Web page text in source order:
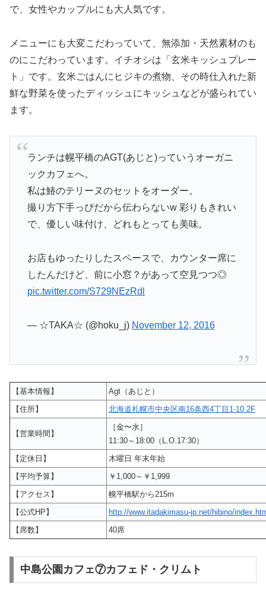
で、女性やカップルにも大人気です。
メニューにも大変こだわっていて、無添加・天然素材のも
のにこだわっています。イチオシは「玄米キッシュプレー
ト」です。玄米ごはんにヒジキの煮物、その時仕入れた新
鮮な野菜を使ったディッシュにキッシュなどが盛られてい
ます。
ランチは幌平橋のAGT(あじと)っていうオーガニ
ックカフェへ。
私は鰆のテリーヌのセットをオーダー。
撮り方下手っぴだから伝わらないw 彩りもきれい
で、優しい味付け、どれもとっても美味。
お店もゆったりしたスペースで、カウンター席に
したんだけど、前に小窓？があって空見つつ◎
pic.twitter.com/S729NEzRdl
— ☆TAKA☆ (@hoku_j) November 12, 2016
【基本情報】
Agt（あじと）
【住所】
北海道札幌市中央区南16条西4丁目1-10 2F
【営業時間】
［金〜水］
11:30～18:00（L.O.17:30）
【定休日】
木曜日 年末年始
【平均予算】
￥1,000～￥1,999
【アクセス】
幌平橋駅から215m
【公式HP】
http://www.itadakimasu-jp.net/hibino/
【席数】
40席
中島公園カフェ⑦カフェド・クリムト